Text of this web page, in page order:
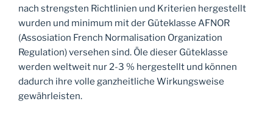
nach strengsten Richtlinien und Kriterien hergestellt
wurden und minimum mit der Güteklasse AFNOR
(Assosiation French Normalisation Organization
Regulation) versehen sind. Öle dieser Güteklasse
werden weltweit nur 2-3 % hergestellt und können
dadurch ihre volle ganzheitliche Wirkungsweise
gewährleisten.